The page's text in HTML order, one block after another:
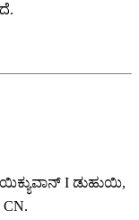
ಯಿಕ್ಯುವಾನ್ I ಡುಹುಯಿ,